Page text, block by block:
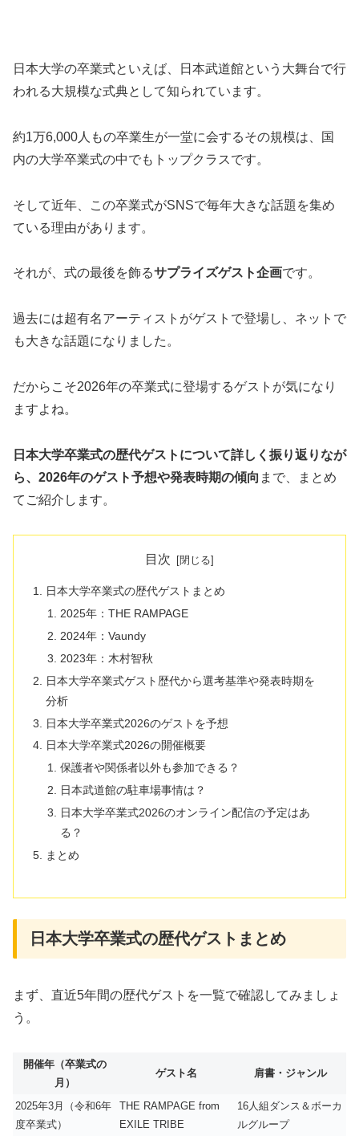
日本大学の卒業式といえば、日本武道館という大舞台で行
われる大規模な式典として知られています。
約1万6,000人もの卒業生が一堂に会するその規模は、国
内の大学卒業式の中でもトップクラスです。
そして近年、この卒業式がSNSで毎年大きな話題を集め
ている理由があります。
それが、式の最後を飾るサプライズゲスト企画です。
過去には超有名アーティストがゲストで登場し、ネットで
も大きな話題になりました。
だからこそ2026年の卒業式に登場するゲストが気になり
ますよね。
日本大学卒業式の歴代ゲストについて詳しく振り返りなが
ら、2026年のゲスト予想や発表時期の傾向 まで、まとめ
てご紹介します。
目次
日本大学卒業式の歴代ゲストまとめ
2025年：THE RAMPAGE
2024年：Vaundy
2023年：木村智秋
日本大学卒業式ゲスト歴代から選考基準や発表時期を
分析
日本大学卒業式2026のゲストを予想
日本大学卒業式2026の開催概要
保護者や関係者以外も参加できる？
日本武道館の駐車場事情は？
日本大学卒業式2026のオンライン配信の予定はあ
る？
まとめ
日本大学卒業式の歴代ゲストまとめ
まず、直近5年間の歴代ゲストを一覧で確認してみましょ
う。
開催年（卒業式の
月）
ゲスト名 肩書・ジャンル
2025年3月（令和6年
度卒業式）
THE RAMPAGE from
EXILE TRIBE
16人組ダンス＆ボーカ
ルグループ